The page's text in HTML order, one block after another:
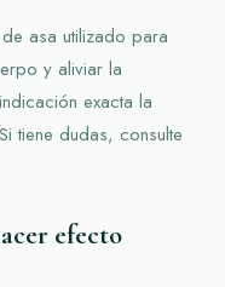
asa utilizado para
y aliviar la
exacta la
tiene dudas, consulte
efecto